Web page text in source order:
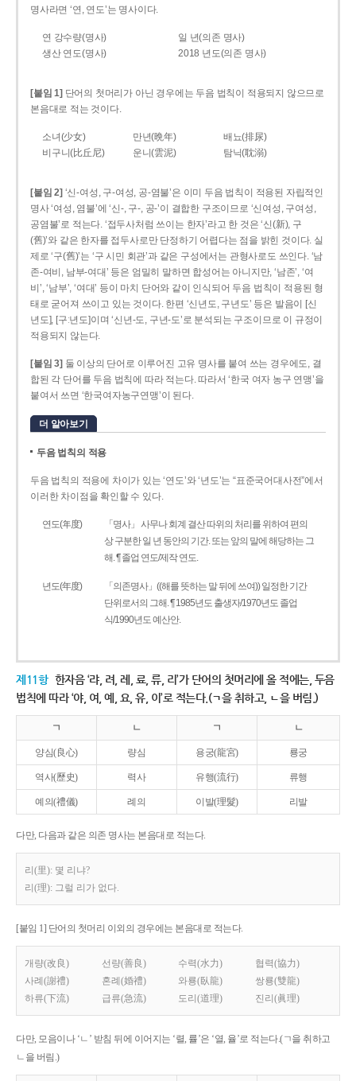
명사라면 ‘연, 연도’는 명사이다.
연 강수량(명사)
일 년(의존 명사)
생산 연도(명사)
2018 년도(의존 명사)
[붙임 1] 단어의 첫머리가 아닌 경우에는 두음 법칙이 적용되지 않으므로
본음대로 적는 것이다.
소녀(少女) 만년(晩年)
배뇨(排尿)
비구니(比丘尼)
운니(雲泥) 탐닉(耽溺)
[붙임 2] ‘신-여성, 구-여성, 공-염불’은 이미 두음 법칙이 적용된 자립적인
명사 ‘여성, 염불’에 ‘신-, 구-, 공-’이 결합한 구조이므로 ‘신여성, 구여성,
공염불’로 적는다. ‘접두사처럼 쓰이는 한자’라고 한 것은 ‘신(新), 구
(舊)’와 같은 한자를 접두사로만 단정하기 어렵다는 점을 밝힌 것이다. 실
제로 ‘구(舊)’는 ‘구 시민 회관’과 같은 구성에서는 관형사로도 쓰인다. ‘남
존­-여비, 남부-­여대’ 등은 엄밀히 말하면 합성어는 아니지만, ‘남존’, ‘여
비’, ‘남부’, ‘여대’ 등이 마치 단어와 같이 인식되어 두음 법칙이 적용된 형
태로 굳어져 쓰이고 있는 것이다. 한편 ‘신년도, 구년도’ 등은 발음이 [신
년도], [구ː년도]이며 ‘신년­-도, 구년-­도’로 분석되는 구조이므로 이 규정이
적용되지 않는다.
[붙임 3] 둘 이상의 단어로 이루어진 고유 명사를 붙여 쓰는 경우에도, 결
합된 각 단어를 두음 법칙에 따라 적는다. 따라서 ‘한국 여자 농구 연맹’을
붙여서 쓰면 ‘한국여자농구연맹’이 된다.
더 알아보기
두음 법칙의 적용
두음 법칙의 적용에 차이가 있는 ‘연도’와 ‘년도’는 “표준국어대사전”에서
이러한 차이점을 확인할 수 있다.
연도(年度)
「명사」 사무나 회계 결산 따위의 처리를 위하여 편의
상 구분한 일 년 동안의 기간. 또는 앞의 말에 해당하는 그
해. ¶ 졸업 연도/제작 연도.
년도(年度)
「의존명사」((해를 뜻하는 말 뒤에 쓰여)) 일정한 기간
단위로서의 그해. ¶ 1985년도 출생자/1970년도 졸업
식/1990년도 예산안.
제11항 한자음 ‘랴, 려, 례, 료, 류, 리’가 단어의 첫머리에 올 적에는, 두음
법칙에 따라 ‘야, 여, 예, 요, 유, 이’로 적는다.(ㄱ을 취하고, ㄴ을 버림.)
ㄱ ㄴ ㄱ ㄴ
양심(良心) 량심 용궁(龍宮) 룡궁
역사(歷史) 력사 유행(流行) 류행
예의(禮儀) 례의 이발(理髮) 리발
다만, 다음과 같은 의존 명사는 본음대로 적는다.
리(里): 몇 리냐?
리(理): 그럴 리가 없다.
[붙임 1] 단어의 첫머리 이외의 경우에는 본음대로 적는다.
개량(改良) 선량(善良) 수력(水力)
협력(協力)
사례(謝禮)
혼례(婚禮) 와룡(臥龍)
쌍룡(雙龍)
하류(下流)
급류(急流) 도리(道理) 진리(眞理)
다만, 모음이나 ‘ㄴ’ 받침 뒤에 이어지는 ‘렬, 률’은 ‘열, 율’로 적는다.(ㄱ을 취하고
ㄴ을 버림.)